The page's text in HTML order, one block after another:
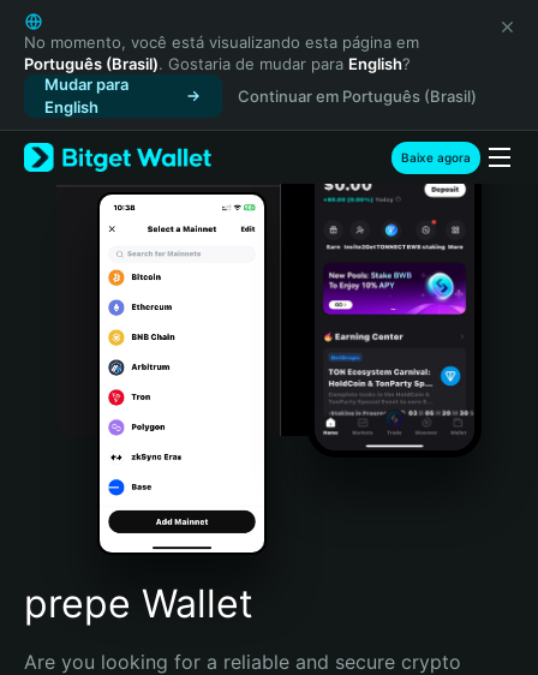
English
日本語
Tiếng Việt
Русский
Español (Latinoamérica)
Türkçe
Italiano
Português (Portugal)
Bahasa Indonesia
Português (Brasil)
Español (Argentina)
No momento, você está visualizando esta página em
Português (Brasil). Gostaria de mudar para English?
Mudar para
English
Continuar em Português (Brasil)
Baixe agora
prepe Wallet
Are you looking for a reliable and secure crypto